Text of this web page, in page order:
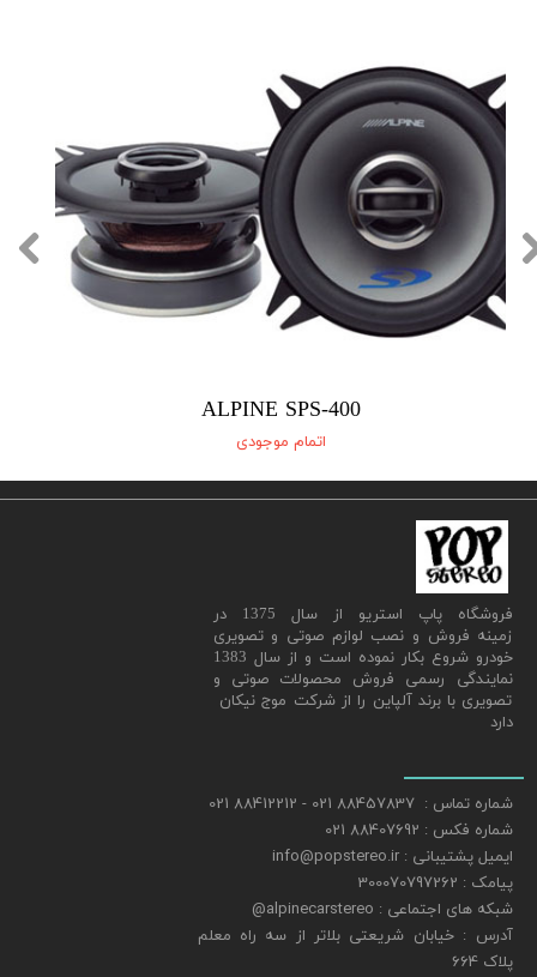
ALPINE SPS-400
اتمام موجودی
​فروشگاه پاپ استریو از سال 1375 در
زمینه فروش و نصب لوازم صوتی و تصویری
خودرو شروع بکار نموده است و از سال 1383
نمایندگی رسمی فروش محصولات صوتی و
تصویری با برند آلپاین را از شرکت موج نیکان
دارد
شماره تماس : 88457837 021 - 88412212 021
شماره فکس : 88407692 021
ایمیل پشتیبانی : info@popstereo.ir
پیامک : 300070797262
شبکه های اجتماعی : alpinecarstereo@
​​​​​​​آدرس : خیابان شریعتی بلاتر از سه راه معلم
پلاک 664